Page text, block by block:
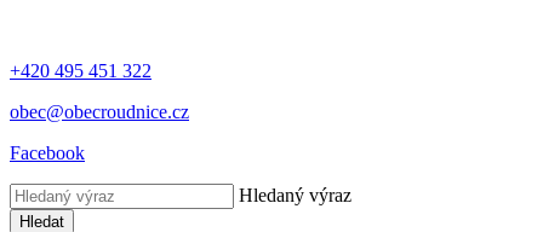
+420 495 451 322
obec@obecroudnice.cz
Facebook
Hledaný výraz
Hledat